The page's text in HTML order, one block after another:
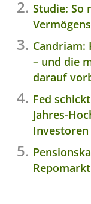
Studie: So
Candriam:
– und die
darauf
Fed
Jahres-
Repomarkt